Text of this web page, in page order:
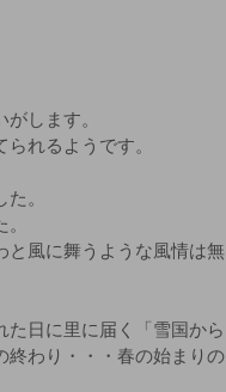
します。
れるようです。
。
と風に舞うような風情は無
た日に里に届く「雪国から
終わり・・・春の始まりの